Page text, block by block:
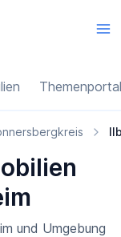
und Umgebung